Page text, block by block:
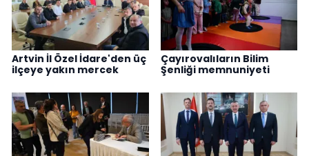
Artvin İl Özel İdare'den üç
ilçeye yakın mercek
Çayırovalıların Bilim
Şenliği memnuniyeti